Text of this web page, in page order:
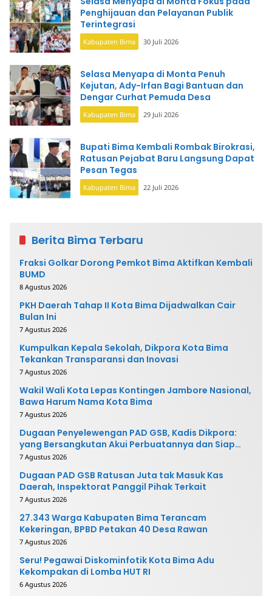
Penghijauan dan Pelayanan Publik
Terintegrasi
Kabupaten Bima 30 Juli 2026
Selasa Menyapa di Monta Penuh
Kejutan, Ady-Irfan Bagi Bantuan dan
Dengar Curhat Pemuda Desa
Kabupaten Bima 29 Juli 2026
Bupati Bima Kembali Rombak Birokrasi,
Ratusan Pejabat Baru Langsung Dapat
Pesan Tegas
Kabupaten Bima 22 Juli 2026
Berita Bima Terbaru
Fraksi Golkar Dorong Pemkot Bima Aktifkan Kembali
BUMD
8 Agustus 2026
PKH Daerah Tahap II Kota Bima Dijadwalkan Cair
Bulan Ini
7 Agustus 2026
Kumpulkan Kepala Sekolah, Dikpora Kota Bima
Tekankan Transparansi dan Inovasi
7 Agustus 2026
Wakil Wali Kota Lepas Kontingen Jambore Nasional,
Bawa Harum Nama Kota Bima
7 Agustus 2026
Dugaan Penyelewengan PAD GSB, Kadis Dikpora:
yang Bersangkutan Akui Perbuatannya dan Siap
Mengembalikan Uang
7 Agustus 2026
Dugaan PAD GSB Ratusan Juta tak Masuk Kas
Daerah, Inspektorat Panggil Pihak Terkait
7 Agustus 2026
27.343 Warga Kabupaten Bima Terancam
Kekeringan, BPBD Petakan 40 Desa Rawan
7 Agustus 2026
Seru! Pegawai Diskominfotik Kota Bima Adu
Kekompakan di Lomba HUT RI
6 Agustus 2026